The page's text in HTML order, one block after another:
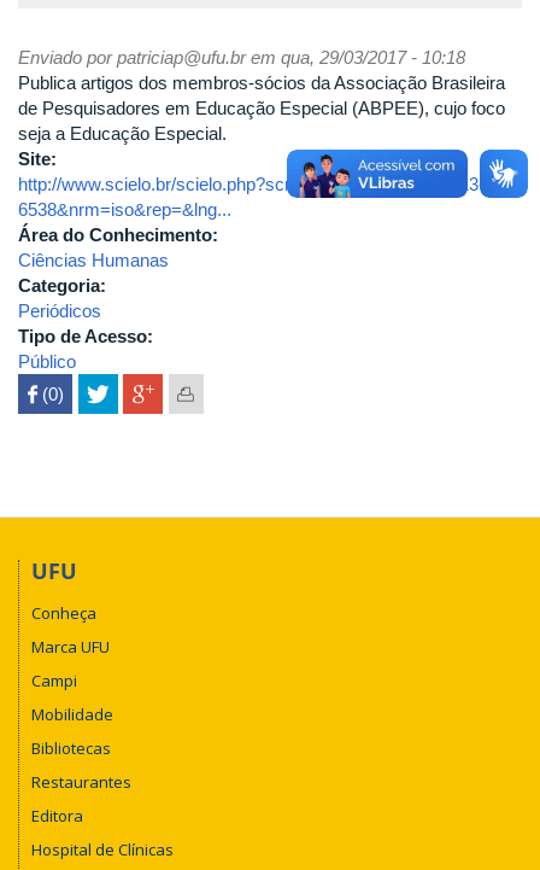
Enviado porpatriciap@ufu.brem qua, 29/03/2017 - 10:18
Publica artigos dos membros-sócios da Associação Brasileira
de Pesquisadores em Educação Especial (ABPEE), cujo foco
seja a Educação Especial.
Site:
http://www.scielo.br/scielo.php?script=sci_serial&pid=1413-
6538&nrm=iso&rep=&lng...
Área do Conhecimento:
Ciências Humanas
Categoria:
Periódicos
Tipo de Acesso:
Público
 (0)
UFU
Conheça
Marca UFU
Campi
Mobilidade
Bibliotecas
Restaurantes
Editora
Hospital de Clínicas